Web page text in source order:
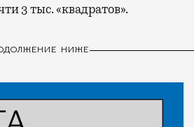
3 тыс. «квадратов».
НИЖЕ